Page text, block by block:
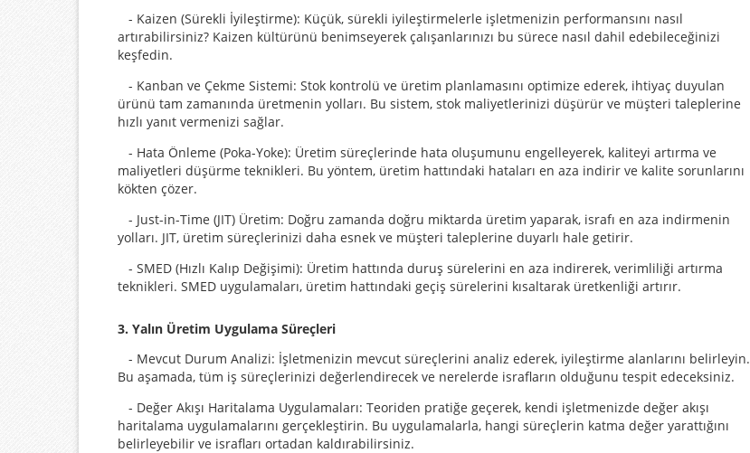
- Kaizen (Sürekli İyileştirme): Küçük, sürekli iyileştirmelerle işletmenizin performansını nasıl
artırabilirsiniz? Kaizen kültürünü benimseyerek çalışanlarınızı bu sürece nasıl dahil edebileceğinizi
keşfedin.
- Kanban ve Çekme Sistemi: Stok kontrolü ve üretim planlamasını optimize ederek, ihtiyaç duyulan
ürünü tam zamanında üretmenin yolları. Bu sistem, stok maliyetlerinizi düşürür ve müşteri taleplerine
hızlı yanıt vermenizi sağlar.
- Hata Önleme (Poka-Yoke): Üretim süreçlerinde hata oluşumunu engelleyerek, kaliteyi artırma ve
maliyetleri düşürme teknikleri. Bu yöntem, üretim hattındaki hataları en aza indirir ve kalite sorunlarını
kökten çözer.
- Just-in-Time (JIT) Üretim: Doğru zamanda doğru miktarda üretim yaparak, israfı en aza indirmenin
yolları. JIT, üretim süreçlerinizi daha esnek ve müşteri taleplerine duyarlı hale getirir.
- SMED (Hızlı Kalıp Değişimi): Üretim hattında duruş sürelerini en aza indirerek, verimliliği artırma
teknikleri. SMED uygulamaları, üretim hattındaki geçiş sürelerini kısaltarak üretkenliği artırır.
3. Yalın Üretim Uygulama Süreçleri
- Mevcut Durum Analizi: İşletmenizin mevcut süreçlerini analiz ederek, iyileştirme alanlarını belirleyin.
Bu aşamada, tüm iş süreçlerinizi değerlendirecek ve nerelerde israfların olduğunu tespit edeceksiniz.
- Değer Akışı Haritalama Uygulamaları: Teoriden pratiğe geçerek, kendi işletmenizde değer akışı
haritalama uygulamalarını gerçekleştirin. Bu uygulamalarla, hangi süreçlerin katma değer yarattığını
belirleyebilir ve israfları ortadan kaldırabilirsiniz.